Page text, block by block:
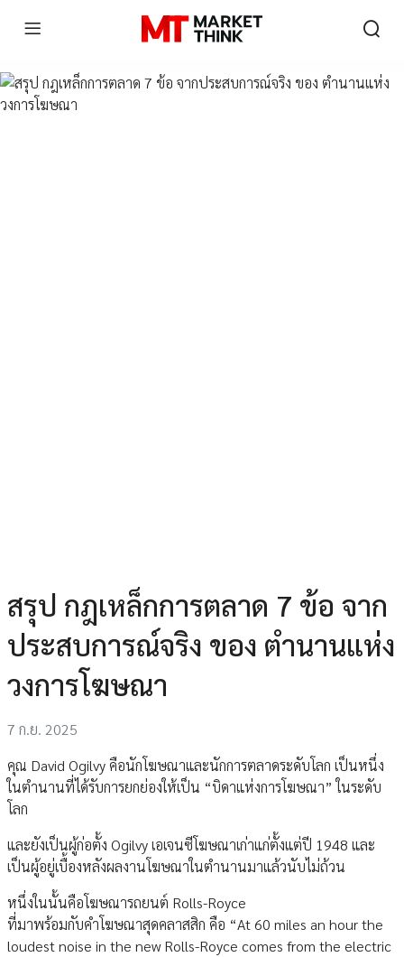
สรุป กฎเหล็กการตลาด 7 ข้อ จาก
ประสบการณ์จริง ของ ตำนานแห่ง
วงการโฆษณา
7 ก.ย. 2025
คุณ David Ogilvy คือนักโฆษณาและนักการตลาดระดับโลก เป็นหนึ่ง
ในตำนานที่ได้รับการยกย่องให้เป็น “บิดาแห่งการโฆษณา” ในระดับ
โลก
และยังเป็นผู้ก่อตั้ง Ogilvy เอเจนซีโฆษณาเก่าแก่ตั้งแต่ปี 1948 และ
เป็นผู้อยู่เบื้องหลังผลงานโฆษณาในตำนานมาแล้วนับไม่ถ้วน
หนึ่งในนั้นคือโฆษณารถยนต์ Rolls-Royce
ที่มาพร้อมกับคำโฆษณาสุดคลาสสิก คือ “At 60 miles an hour the
loudest noise in the new Rolls-Royce comes from the electric